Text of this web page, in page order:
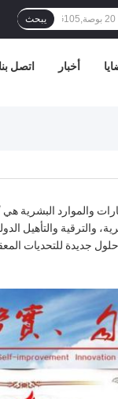
يبحث
اتصل بنا أخبار
والموارد
والترقية والتأهيل
جديدة للتحديات